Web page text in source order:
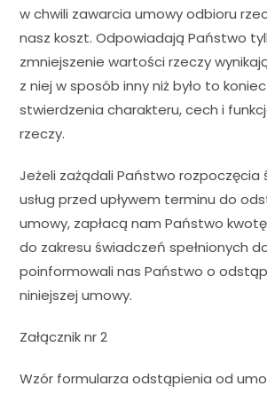
w chwili zawarcia umowy odbioru
nasz koszt. Odpowiadają Państwo
zmniejszenie wartości rzeczy
z niej w sposób inny niż było to
stwierdzenia charakteru, cech i
rzeczy.
Jeżeli zażądali Państwo rozpoczęcia
usług przed upływem terminu do
umowy, zapłacą nam Państwo
do zakresu świadczeń spełnionych
poinformowali nas Państwo o
niniejszej umowy.
Załącznik nr 2
Wzór formularza odstąpienia od